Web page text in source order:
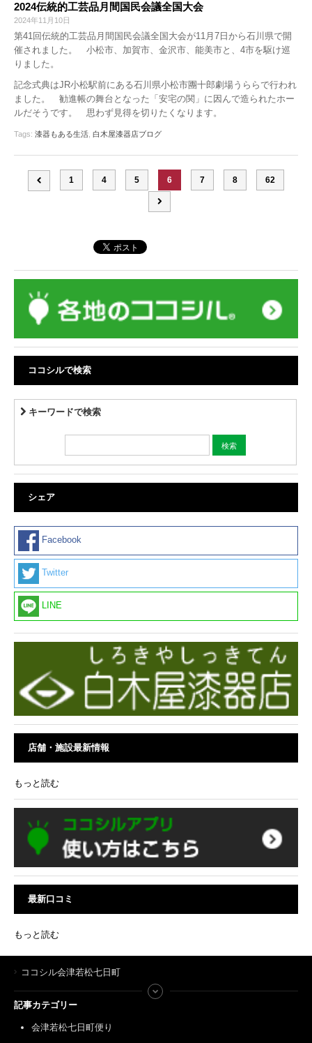
2024伝統的工芸品月間国民会議全国大会
2024年11月10日
第41回伝統的工芸品月間国民会議全国大会が11月7日から石川県で開
催されました。 小松市、加賀市、金沢市、能美市と、4市を駆け巡
りました。
記念式典はJR小松駅前にある石川県小松市團十郎劇場うららで行われ
ました。 勧進帳の舞台となった「安宅の関」に因んで造られたホー
ルだそうです。 思わず見得を切りたくなります。
Tags: 漆器もある生活 白木屋漆器店ブログ
1 4 5 6 7 8 62
ココシルで検索
キーワードで検索
シェア
Facebook
Twitter
LINE
店舗・施設最新情報
もっと読む
最新口コミ
もっと読む
ココシル会津若松七日町
記事カテゴリー
会津若松七日町便り